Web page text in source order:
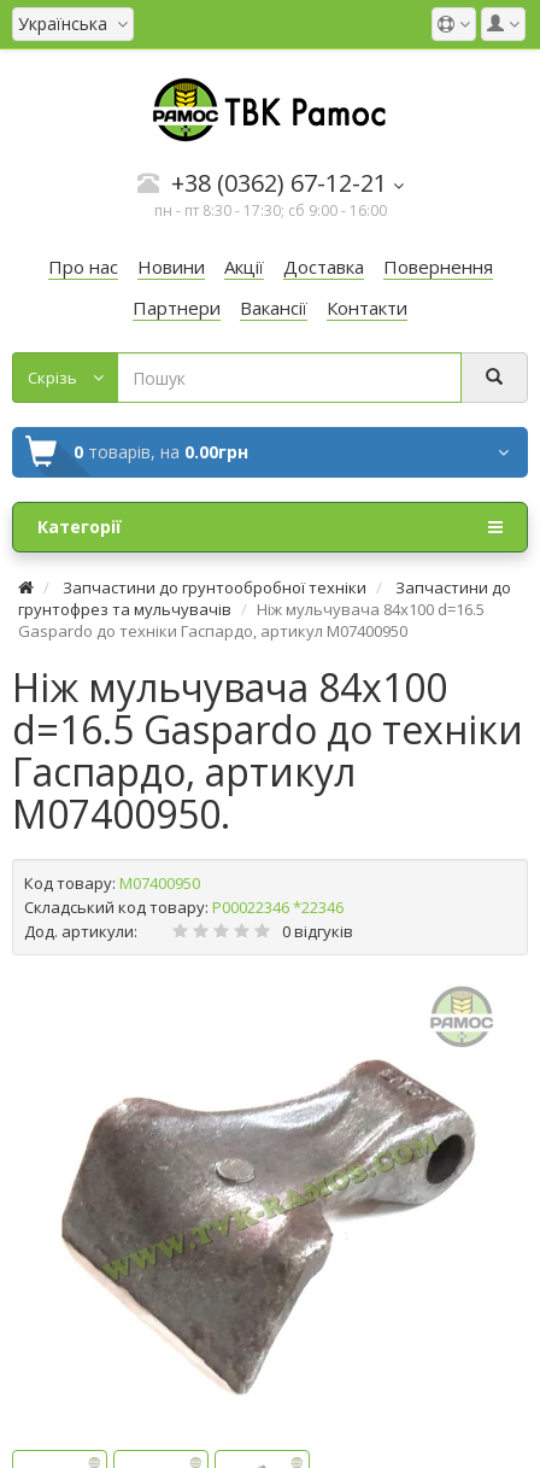
Українська
+38 (0362) 67-12-21
пн - пт 8:30 - 17:30; сб 9:00 - 16:00
Про нас Новини Акції Доставка
Повернення
Партнери
Вакансії Контакти
Cкрізь
0 товарів, на 0.00грн
Категорії
Запчастини до грунтообробної техніки
Запчастини до
грунтофрез та мульчувачів
Ніж мульчувача 84х100 d=16.5
Gaspardo до техніки Гаспардо, артикул M07400950
Ніж мульчувача 84х100
d=16.5 Gaspardo до техніки
Гаспардо, артикул
M07400950.
Код товару: M07400950
Складський код товару: Р00022346 *22346
Дод. артикули:
0 відгуків